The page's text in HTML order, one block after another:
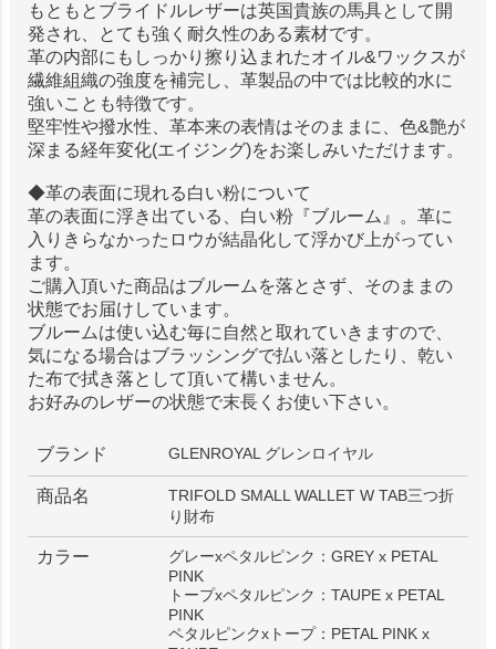
もともとブライドルレザーは英国貴族の馬具として開
発され、とても強く耐久性のある素材です。
革の内部にもしっかり擦り込まれたオイル&ワックスが
繊維組織の強度を補完し、革製品の中では比較的水に
強いことも特徴です。
堅牢性や撥水性、革本来の表情はそのままに、色&艶が
深まる経年変化(エイジング)をお楽しみいただけます。
◆革の表面に現れる白い粉について
革の表面に浮き出ている、白い粉『ブルーム』。革に
入りきらなかったロウが結晶化して浮かび上がってい
ます。
ご購入頂いた商品はブルームを落とさず、そのままの
状態でお届けしています。
ブルームは使い込む毎に自然と取れていきますので、
気になる場合はブラッシングで払い落としたり、乾い
た布で拭き落として頂いて構いません。
お好みのレザーの状態で末長くお使い下さい。
ブランド GLENROYAL グレンロイヤル
商品名
TRIFOLD SMALL WALLET W TAB三つ折
り財布
カラー
グレーxペタルピンク：GREY x PETAL
PINK
トープxペタルピンク：TAUPE x PETAL
PINK
ペタルピンクxトープ：PETAL PINK x